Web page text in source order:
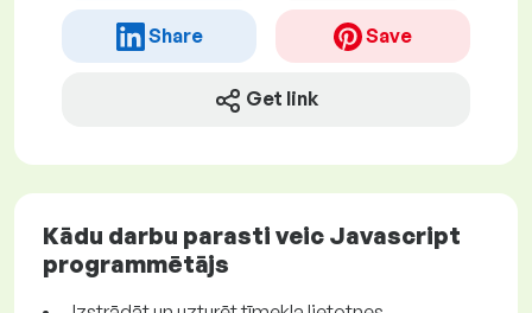
Share Save
Get link
Kādu darbu parasti veic Javascript
programmētājs